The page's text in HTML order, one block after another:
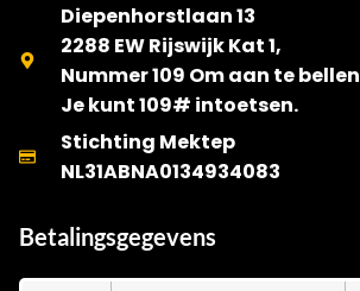
Diepenhorstlaan 13
2288 EW Rijswijk Kat 1,
Nummer 109 Om aan te bellen
Je kunt 109# intoetsen.
Stichting Mektep
NL31ABNA0134934083
Betalingsgegevens